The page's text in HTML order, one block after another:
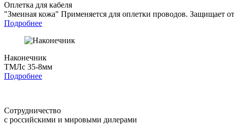
Оплетка для кабеля
"Змеиная кожа" Применяется для оплетки проводов. Защищает
Подробнее
Наконечник
ТМЛс 35-8мм
Подробнее
Сотрудничество
с российскими и мировыми дилерами